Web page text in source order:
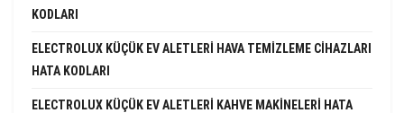
KODLARI
ELECTROLUX KÜÇÜK EV ALETLERI HAVA TEMIZLEME CIHAZLARI
HATA KODLARI
ELECTROLUX KÜÇÜK EV ALETLERI KAHVE MAKINELERI HATA